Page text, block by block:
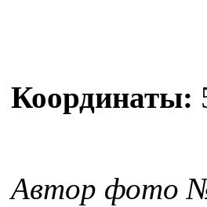
Координаты:
Автор фото